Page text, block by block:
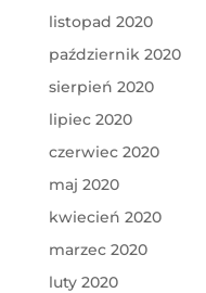
listopad 2020
październik 2020
sierpień 2020
lipiec 2020
czerwiec 2020
maj 2020
kwiecień 2020
marzec 2020
luty 2020